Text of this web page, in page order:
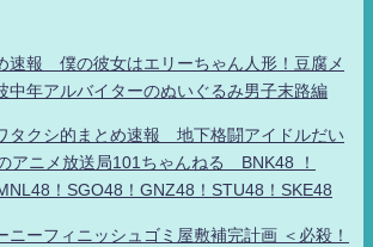
速報 僕の彼女はエリーちゃん人形！豆腐メ
中年アルバイターのぬいぐるみ男子末路編
クシ的まとめ速報 地下格闘アイドルだい
ニメ放送局101ちゃんねる BNK48 ！
！SGO48！GNZ48！STU48！SKE48
ニーフィニッシュゴミ屋敷補完計画 ＜必殺！